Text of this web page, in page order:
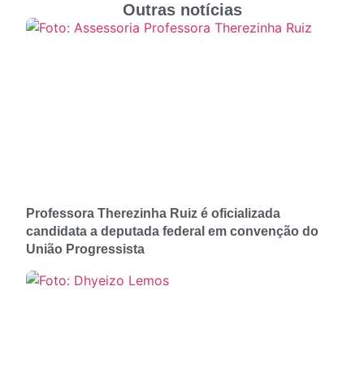
Outras notícias
Professora Therezinha Ruiz é oficializada
candidata a deputada federal em convenção do
União Progressista